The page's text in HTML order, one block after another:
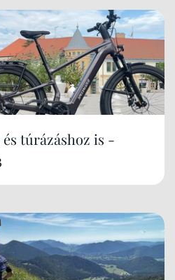
túrázáshoz is -